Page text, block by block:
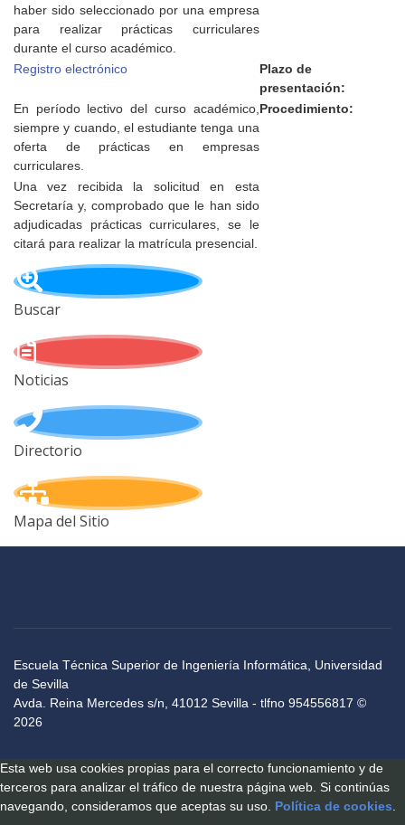
haber sido seleccionado por una empresa
para realizar prácticas curriculares
durante el curso académico.
Registro electrónico
Plazo de
presentación:
En período lectivo del curso académico,
siempre y cuando, el estudiante tenga una
oferta de prácticas en empresas
curriculares.
Procedimiento:
Una vez recibida la solicitud en esta
Secretaría y, comprobado que le han sido
adjudicadas prácticas curriculares, se le
citará para realizar la matrícula presencial.
Buscar
Noticias
Directorio
Mapa del Sitio
Escuela Técnica Superior de Ingeniería Informática, Universidad
de Sevilla
Avda. Reina Mercedes s/n, 41012 Sevilla - tlfno 954556817 ©
2026
Esta web usa cookies propias para el correcto funcionamiento y de
terceros para analizar el tráfico de nuestra página web. Si continúas
navegando, consideramos que aceptas su uso. Política de cookies.